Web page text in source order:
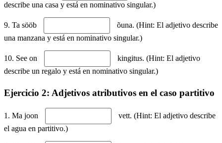
describe una casa y está en nominativo singular.)
9. Ta sööb
õuna. (Hint: El adjetivo describe
una manzana y está en nominativo singular.)
10. See on
kingitus. (Hint: El adjetivo
describe un regalo y está en nominativo singular.)
Ejercicio 2: Adjetivos atributivos en el caso partitivo
1. Ma joon
vett. (Hint: El adjetivo describe
el agua en partitivo.)